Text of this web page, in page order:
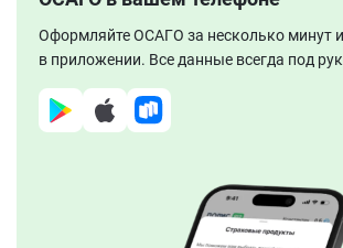
Оформляйте ОСАГО за несколько минут
в приложении. Все данные всегда под